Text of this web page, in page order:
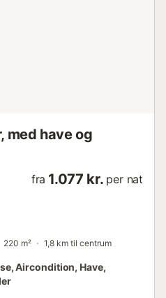
med have og
fra 1.077 kr. per nat
220 m² 1,8 km til centrum
Aircondition, Have,